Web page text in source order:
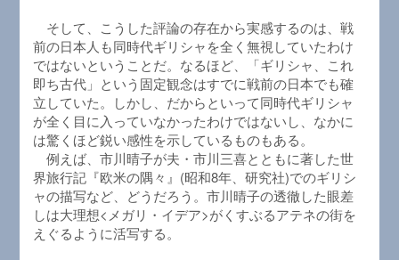
そして、こうした評論の存在から実感するのは、戦
前の日本人も同時代ギリシャを全く無視していたわけ
ではないということだ。なるほど、「ギリシャ、これ
即ち古代」という固定観念はすでに戦前の日本でも確
立していた。しかし、だからといって同時代ギリシャ
が全く目に入っていなかったわけではないし、なかに
は驚くほど鋭い感性を示しているものもある。
例えば、市川晴子が夫・市川三喜とともに著した世
界旅行記『欧米の隅々』(昭和8年、研究社)でのギリシ
ャの描写など、どうだろう。市川晴子の透徹した眼差
しは大理想<メガリ・イデア>がくすぶるアテネの街を
えぐるように活写する。